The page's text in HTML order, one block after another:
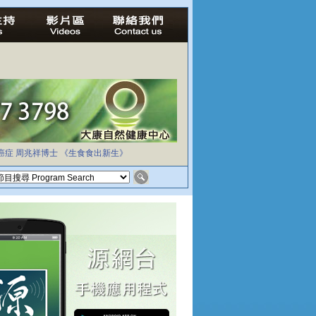
症 周兆祥博士 《生食食出新生》